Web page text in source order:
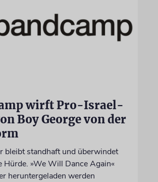
wirft Pro-Israel-
Boy George von der
bleibt standhaft und überwindet
Hürde. »We Will Dance Again«
heruntergeladen werden